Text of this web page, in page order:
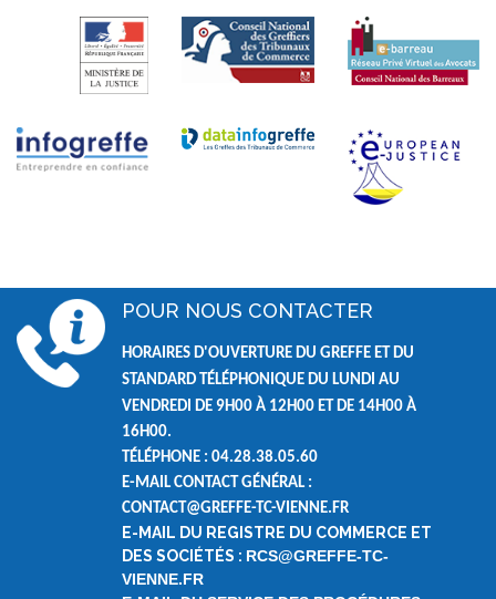
POUR NOUS CONTACTER
HORAIRES D'OUVERTURE DU GREFFE ET DU
STANDARD TÉLÉPHONIQUE DU LUNDI AU
VENDREDI DE 9H00 À 12H00 ET DE 14H00 À
16H00.
TÉLÉPHONE : 04.28.38.05.60
E-MAIL CONTACT GÉNÉRAL :
CONTACT@GREFFE-TC-VIENNE.FR
E-MAIL DU REGISTRE DU COMMERCE ET
DES SOCIÉTÉS : RCS@GREFFE-TC-
VIENNE.FR